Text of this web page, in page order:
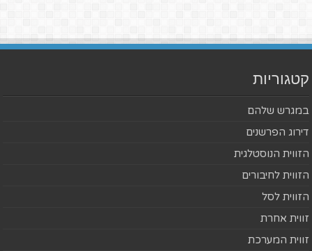
קטגוריות
במגרש שלהם
דירוג הפרשנים
הזווית הנוסטלגית
הזווית לחיבורים
הזווית לסל
זווית אחרת
זווית המערכת